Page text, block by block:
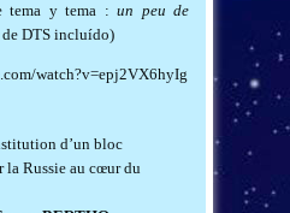
tema y tema : un peu de
de DTS incluído)
watch?v=epj2VX6hyIg
d’un bloc
Russie au cœur du